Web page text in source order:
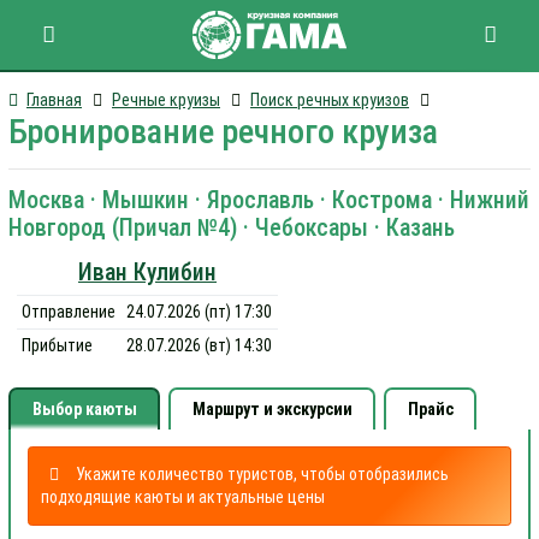
Главная Речные круизы Поиск речных круизов
Бронирование речного круиза
Москва · Мышкин · Ярославль · Кострома · Нижний
Новгород (Причал №4) · Чебоксары · Казань
Иван Кулибин
Отправление
24.07.2026 (пт) 17:30
Прибытие
28.07.2026 (вт) 14:30
Выбор каюты Маршрут и экскурсии Прайс
Укажите количество туристов, чтобы отобразились
подходящие каюты и актуальные цены